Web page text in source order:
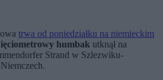
trwa od poniedziałku na niemieckim
humbak utknął na
Strand w Szlezwiku-